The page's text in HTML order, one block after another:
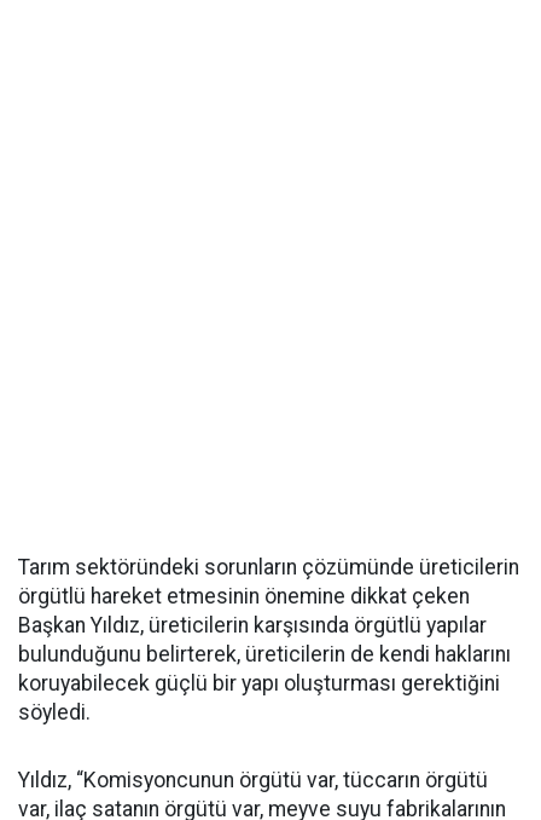
Tarım sektöründeki sorunların çözümünde üreticilerin
örgütlü hareket etmesinin önemine dikkat çeken
Başkan Yıldız, üreticilerin karşısında örgütlü yapılar
bulunduğunu belirterek, üreticilerin de kendi haklarını
koruyabilecek güçlü bir yapı oluşturması gerektiğini
söyledi.
Yıldız, “Komisyoncunun örgütü var, tüccarın örgütü
var, ilaç satanın örgütü var, meyve suyu fabrikalarının